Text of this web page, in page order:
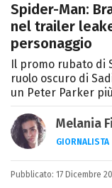
Spider-Man:
nel trailer
personaggio
Il promo rubato di
ruolo oscuro di
un Peter Parker
Melania
GIORNALISTA
Laureata
Pubblicato: 17 Dicembre